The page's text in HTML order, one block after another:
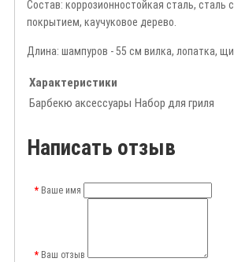
Состав: коррозионностойкая сталь, сталь
покрытием, каучуковое дерево.
Длина: шампуров - 55 см вилка, лопатка,
Характеристики
Барбекю аксессуары Набор для гриля
Написать отзыв
Ваше имя
Ваш отзыв